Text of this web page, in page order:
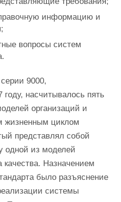
информацию и
вопросы систем
9000,
году, насчитывалось пять
организаций и
жизненным циклом
представлял собой
одной из моделей
Назначением
было разъяснение
системы